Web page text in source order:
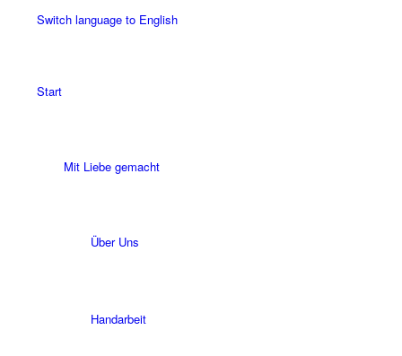
Switch language to English
Start
Mit Liebe gemacht
Über Uns
Handarbeit